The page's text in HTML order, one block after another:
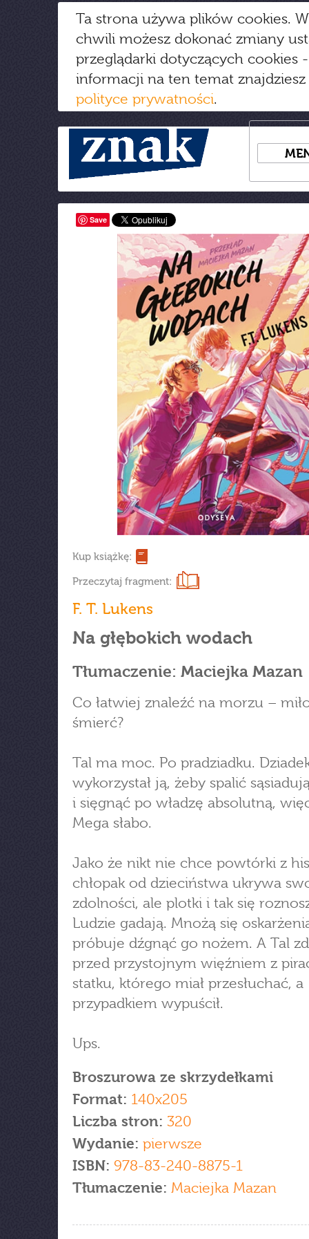
Ta strona używa plików cookies.
chwili możesz dokonać zmiany
przeglądarki dotyczących cookies
informacji na ten temat
polityce prywatności.
Save
Kup książkę:
Przeczytaj fragment:
F. T. Lukens
Na głębokich wodach
Tłumaczenie: Maciejka Mazan
Co łatwiej znaleźć na morzu –
śmierć?
Tal ma moc. Po pradziadku.
wykorzystał ją, żeby spalić
i sięgnąć po władzę absolutną,
Mega słabo.
Jako że nikt nie chce powtórki z
chłopak od dzieciństwa ukrywa
zdolności, ale plotki i tak się
Ludzie gadają. Mnożą się
próbuje dźgnąć go nożem. A Tal
przed przystojnym więźniem z
statku, którego miał przesłuchać, a
przypadkiem wypuścił.
Ups.
Broszurowa ze skrzydełkami
Format: 140x205
Liczba stron: 320
Wydanie: pierwsze
ISBN: 978-83-240-8875-1
Tłumaczenie: Maciejka Mazan